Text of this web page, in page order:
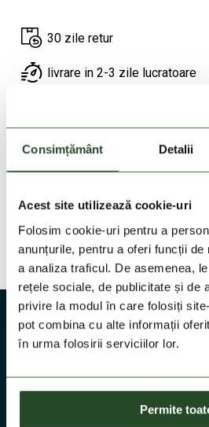
Consimțământ Detalii
Acest site utilizează cookie-uri
Folosim cookie-uri pentru a
anunțurile, pentru a oferi funcții
a analiza traficul. De asemenea,
rețele sociale, de publicitate și de
privire la modul în care folosiți
pot combina cu alte informații
în urma folosirii serviciilor lor.
Permite
DESCRIEREA
DETALII PRODUS
TEHNOLOGII
30 zile retur
livrare in 2-3 zile lucratoare
Livrare gratuita la comenzi
200 Lei